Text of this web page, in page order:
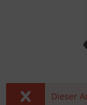
Dieser